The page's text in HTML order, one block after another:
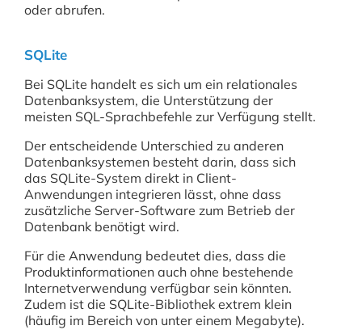
oder abrufen.
SQLite
Bei SQLite handelt es sich um ein relationales
Datenbanksystem, die Unterstützung der
meisten SQL-Sprachbefehle zur Verfügung stellt.
Der entscheidende Unterschied zu anderen
Datenbanksystemen besteht darin, dass sich
das SQLite-System direkt in Client-
Anwendungen integrieren lässt, ohne dass
zusätzliche Server-Software zum Betrieb der
Datenbank benötigt wird.
Für die Anwendung bedeutet dies, dass die
Produktinformationen auch ohne bestehende
Internetverwendung verfügbar sein könnten.
Zudem ist die SQLite-Bibliothek extrem klein
(häufig im Bereich von unter einem Megabyte).